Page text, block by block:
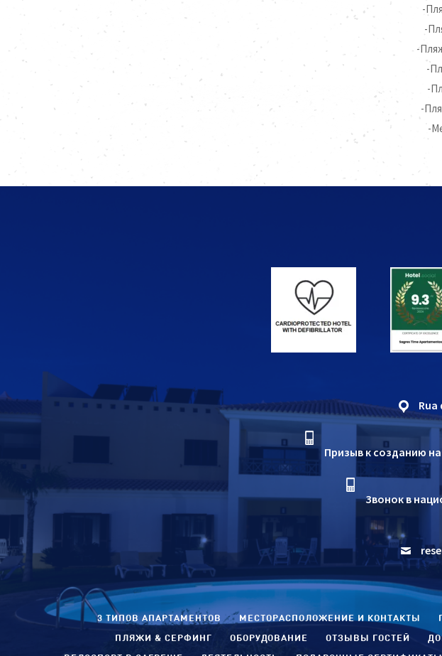
-
-
-
-
-
-
-
Rua
Призыв к созданию
Звонок в
3 ТИПОВ АПАРТАМЕНТОВ МЕСТОРАСПОЛОЖЕНИЕ И КОНТАКТЫ
ПЛЯЖИ & СЕРФИНГ ОБОРУДОВАНИЕ ОТЗЫВЫ ГОСТЕЙ